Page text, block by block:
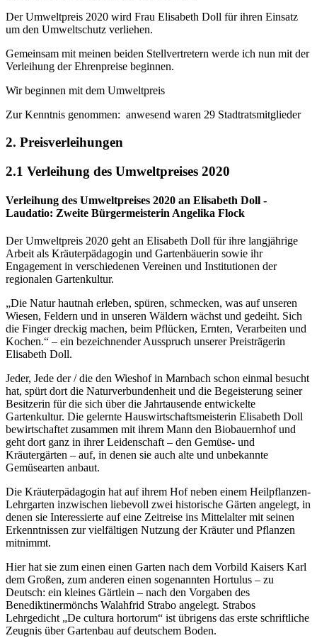
Der Umweltpreis 2020 wird Frau Elisabeth Doll für ihren Einsatz
um den Umweltschutz verliehen.
Gemeinsam mit meinen beiden Stellvertretern werde ich nun mit der
Verleihung der Ehrenpreise beginnen.
Wir beginnen mit dem Umweltpreis
Zur Kenntnis genommen: anwesend waren 29 Stadtratsmitglieder
2. Preisverleihungen
2.1 Verleihung des Umweltpreises 2020
Verleihung des Umweltpreises 2020 an Elisabeth Doll -
Laudatio: Zweite Bürgermeisterin Angelika Flock
Der Umweltpreis 2020 geht an Elisabeth Doll für ihre langjährige
Arbeit als Kräuterpädagogin und Gartenbäuerin sowie ihr
Engagement in verschiedenen Vereinen und Institutionen der
regionalen Gartenkultur.
„Die Natur hautnah erleben, spüren, schmecken, was auf unseren
Wiesen, Feldern und in unseren Wäldern wächst und gedeiht. Sich
die Finger dreckig machen, beim Pflücken, Ernten, Verarbeiten und
Kochen.“ – ein bezeichnender Ausspruch unserer Preisträgerin
Elisabeth Doll.
Jeder, Jede der / die den Wieshof in Marnbach schon einmal besucht
hat, spürt dort die Naturverbundenheit und die Begeisterung seiner
Besitzerin für die sich über die Jahrtausende entwickelte
Gartenkultur. Die gelernte Hauswirtschaftsmeisterin Elisabeth Doll
bewirtschaftet zusammen mit ihrem Mann den Biobauernhof und
geht dort ganz in ihrer Leidenschaft – den Gemüse- und
Kräutergärten – auf, in denen sie auch alte und unbekannte
Gemüsearten anbaut.
Die Kräuterpädagogin hat auf ihrem Hof neben einem Heilpflanzen-
Lehrgarten inzwischen liebevoll zwei historische Gärten angelegt, in
denen sie Interessierte auf eine Zeitreise ins Mittelalter mit seinen
Erkenntnissen zur vielfältigen Nutzung der Kräuter und Pflanzen
mitnimmt.
Hier hat sie zum einen einen Garten nach dem Vorbild Kaisers Karl
dem Großen, zum anderen einen sogenannten Hortulus – zu
Deutsch: ein kleines Gärtlein – nach den Vorgaben des
Benediktinermönchs Walahfrid Strabo angelegt. Strabos
Lehrgedicht „De cultura hortorum“ ist übrigens das erste schriftliche
Zeugnis über Gartenbau auf deutschem Boden.